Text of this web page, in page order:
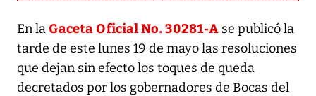
En la Gaceta Oficial No. 30281-A se publicó la
tarde de este lunes 19 de mayo las resoluciones
que dejan sin efecto los toques de queda
decretados por los gobernadores de Bocas del